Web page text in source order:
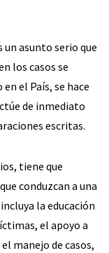
un asunto serio que
los casos se
el País, se hace
de inmediato
escritas.
tiene que
conduzcan a una
la educación
el apoyo a
manejo de casos,